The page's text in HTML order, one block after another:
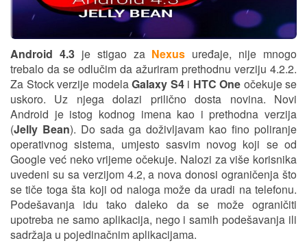
Android 4.3je stigao za Nexus uređaje, nije mnogo
trebalo da se odlučim da ažuriram prethodnu verziju 4.2.2.
Za Stock verzije modelaGalaxy S4i HTC One očekuje se
uskoro. Uz njega dolazi prilično dosta novina. Novi
Android je istog kodnog imena kao i prethodna verzija
(Jelly Bean). Do sada ga doživljavam kao fino poliranje
operativnog sistema, umjesto sasvim novog koji se od
Google već neko vrijeme očekuje. Nalozi za više korisnika
uvedeni su sa verzijom 4.2, a nova donosi ograničenja što
se tiče toga šta koji od naloga može da uradi na telefonu.
Podešavanja idu tako daleko da se može ograničiti
upotreba ne samo aplikacija, nego i samih podešavanja ili
sadržaja u pojedinačnim aplikacijama.